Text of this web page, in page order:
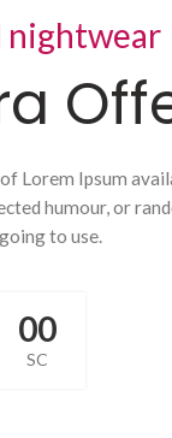
nightwear
Lorem Ipsum
humour, or
to use.
00
SC